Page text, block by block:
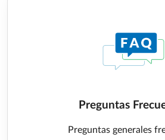
Preguntas
Preguntas generales